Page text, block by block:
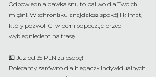
Odpowiednia dawka snu to paliwo dla Twoich
mięśni. W schronisku znajdziesz spokój i klimat,
który pozwoli Ci w pełni odpocząć przed
wybiegnięciem na trasę.
💵 Już od 35 PLN za osobę!
Polecamy zarówno dla biegaczy indywidualnych